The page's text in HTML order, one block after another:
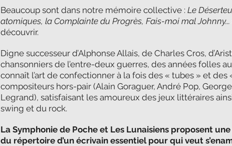
Beaucoup sont dans notre mémoire collective : Le
atomiques, la Complainte du Progrès, Fais-moi mal Johnny...
découvrir.
Digne successeur d’Alphonse Allais, de Charles Cros,
chansonniers de l’entre-deux guerres, des années folles
connaît l’art de confectionner à la fois des « tubes » et des
compositeurs hors-pair (Alain Goraguer, André Pop,
Legrand), satisfaisant les amoureux des jeux littéraires
swing et du rock.
La Symphonie de Poche et Les Lunaisiens proposent
du répertoire d’un écrivain essentiel pour qui veut